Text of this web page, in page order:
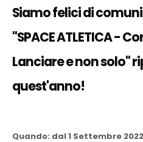
Siamo felici di
"SPACE ATLETICA -
Lanciare e non solo"
quest'anno!
Quando: dal 1 Settembre 2022